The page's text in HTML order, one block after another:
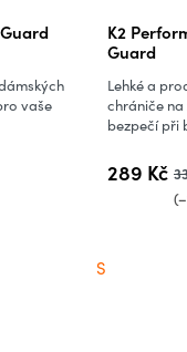
vaše
K2
Guard
289 Kč
Lehké a
chrániče
bezpečí při
S